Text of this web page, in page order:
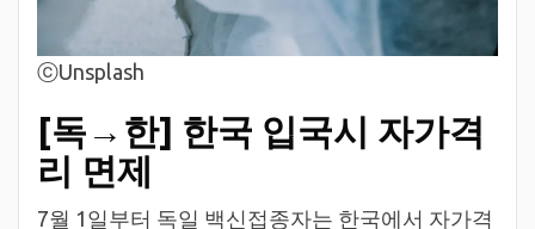
ⓒUnsplash
[독→한] 한국 입국시 자가격
리 면제
7월 1일부터 독일 백신접종자는 한국에서 자가격